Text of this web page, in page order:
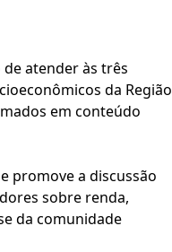
atender às três
da Região
em conteúdo
promove a discussão
sobre renda,
da comunidade